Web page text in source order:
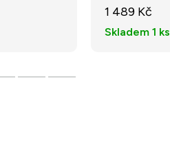
1 489 Kč
Skladem 1 ks